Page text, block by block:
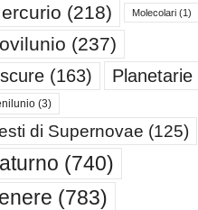
(218) Molecolari(1)
(237)
(163) Planetarie
(3)
di Supernovae (125)
(740)
(783)